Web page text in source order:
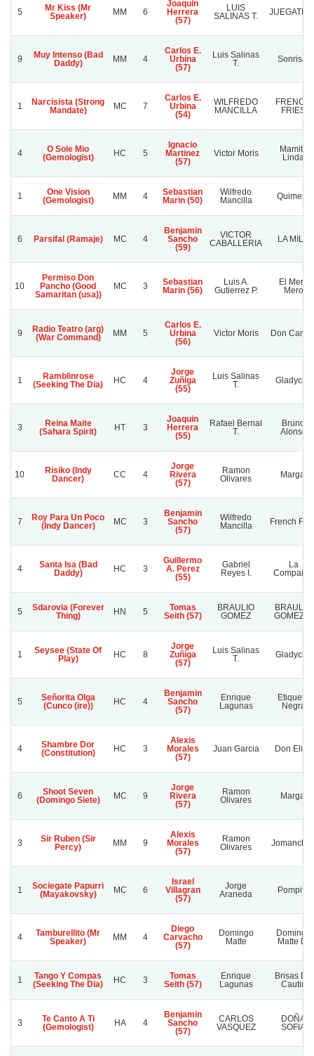
5
Mr Kiss (Mr
Speaker)
MM 6
Joaquin
Herrera
(57)
LUIS
SALINAS T.
9
Muy Intenso (Bad
Daddy)
MM 4
Carlos E.
Urbina
(57)
Luis Salinas
T.
Sonrisal
1
Narcisista (Strong
Mandate)
MC 7
Carlos E.
Urbina
(54)
WILFREDO
MANCILLA
FRENCH
FRIES
4
O Sole Mio
(Gemologist)
HC 5
Ignacio
Martinez
(57)
Victor Moris
Mamita
Linda
1
One Vision
(Gemologist)
MM 4
Sebastian
Marin (50)
Wilfredo
Mancilla
Quimera
6 Parsifal (Ramaje) MC 4
Benjamin
Sancho
(59)
VICTOR
CABALLERIA
LA MILA
10
Permiso Don
Pancho (Good
Samaritan (usa))
MC 3
Sebastian
Marin (56)
Luis A.
Gutierrez P.
El Mero
Mero
9
Radio Teatro (arg)
(War Command)
MM 5
Carlos E.
Urbina
(56)
Victor Moris Don
1
Ramblinrose
(Seeking The Dia)
HC 4
Jorge
Zuñiga
(55)
Luis Salinas
T.
Gladycita
3
Reina Maite
(Sahara Spirit)
HT 3
Joaquin
Herrera
(55)
Rafael Bernal
T.
Bruno
Alonso
10
Risiko (Indy
Dancer)
CC 4
Jorge
Rivera
(57)
Ramon
Olivares
Margal
7
Roy Para Un Poco
(Indy Dancer)
MC 3
Benjamin
Sancho
(57)
Wilfredo
Mancilla
French
4
Santa Isa (Bad
Daddy)
HC 3
Guillermo
A. Perez
(55)
Gabriel
Reyes I.
La
Compañia
5
Sdarovia (Forever
Thing)
HN 5
Tomas
Seith (57)
BRAULIO
GOMEZ
BRAULIO
GOMEZ A.
1
Seysee (State Of
Play)
HC 8
Jorge
Zuñiga
(57)
Luis Salinas
T.
Gladycita
5
Señorita Olga
(Cunco (ire))
HC 4
Benjamin
Sancho
(57)
Enrique
Lagunas
Etiqueta
Negra
4
Shambre Dor
(Constitution)
HC 3
Alexis
Morales
(57)
Juan Garcia Don Elias
6
Shoot Seven
(Domingo Siete)
MC 9
Jorge
Rivera
(57)
Ramon
Olivares
Margal
3
Sir Ruben (Sir
Percy)
MM 9
Alexis
Morales
(57)
Ramon
Olivares
1
Sociegate Papurri
(Mayakovsky)
MC 6
Israel
Villagran
(57)
Jorge
Araneda
Pompita
4
Tamburellito (Mr
Speaker)
MM 4
Diego
Carvacho
(57)
Domingo
Matte
Domingo
Matte D.
1
Tango Y Compas
(Seeking The Dia)
HC 3
Tomas
Seith (57)
Enrique
Lagunas
Brisas De
Cautin
3
Te Canto A Ti
(Gemologist)
HA 4
Benjamin
Sancho
(57)
CARLOS
VASQUEZ
DOÑA
SOFIA